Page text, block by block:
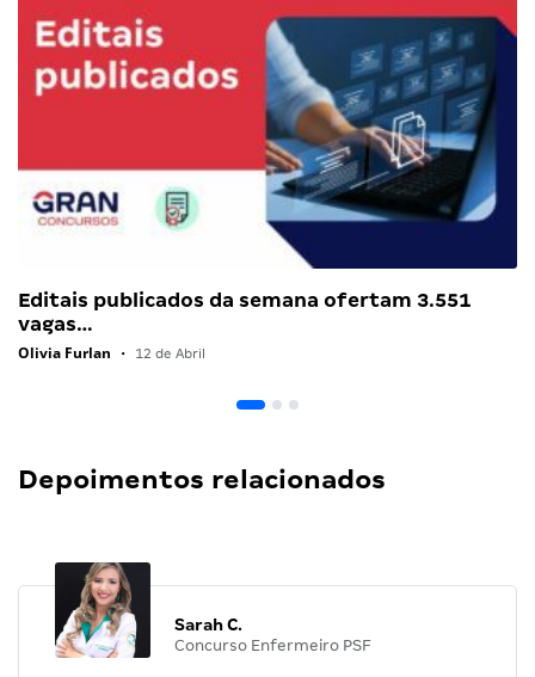
Editais publicados da semana ofertam 3.551
vagas…
Olivia Furlan • 12 de Abril
Depoimentos relacionados
Sarah C.
Concurso Enfermeiro PSF